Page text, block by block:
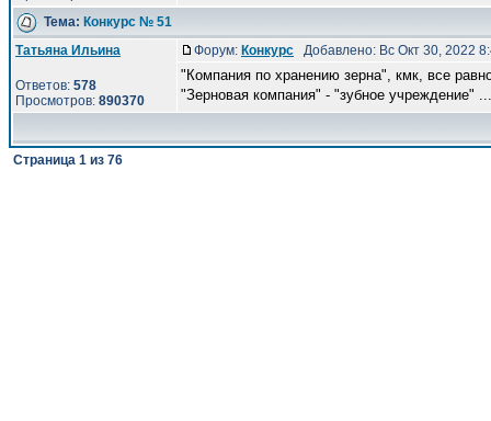
Тема: Конкурс № 51
Татьяна Ильина
Ответов: 578
Просмотров: 890370
Форум: Конкурс Добавлено: Вс Окт 30, 2022
"Компания по хранению зерна", кмк, все
"Зерновая компания" - "зубное учреждение" ...
Страница 1 из 76